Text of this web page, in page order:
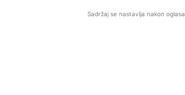
Sadržaj se nastavlja nakon oglasa